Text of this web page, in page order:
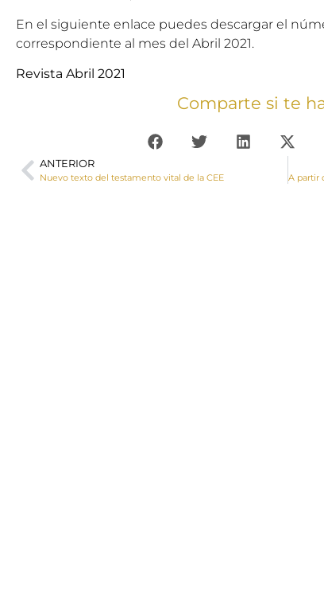
En el siguiente enlace puedes descargar el
correspondiente al mes del Abril 2021.
Revista Abril 2021
Comparte si te
ANTERIOR
Nuevo texto del testamento vital de la CEE